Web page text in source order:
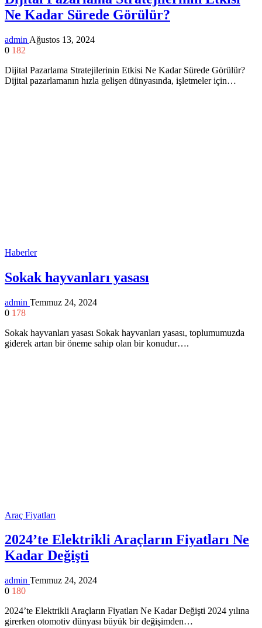
Ne Kadar Sürede Görülür?
admin Ağustos 13, 2024
0 182
Dijital Pazarlama Stratejilerinin Etkisi Ne Kadar Sürede Görülür?
Dijital pazarlamanın hızla gelişen dünyasında, işletmeler için…
Haberler
Sokak hayvanları yasası
admin Temmuz 24, 2024
0 178
Sokak hayvanları yasası Sokak hayvanları yasası, toplumumuzda
giderek artan bir öneme sahip olan bir konudur….
Araç Fiyatları
2024’te Elektrikli Araçların Fiyatları Ne
Kadar Değişti
admin Temmuz 24, 2024
0 180
2024’te Elektrikli Araçların Fiyatları Ne Kadar Değişti 2024 yılına
girerken otomotiv dünyası büyük bir değişimden…